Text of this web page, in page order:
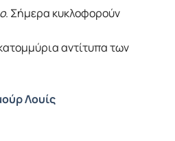
. Σήμερα κυκλοφορούν
αντίτυπα των
Λουίς